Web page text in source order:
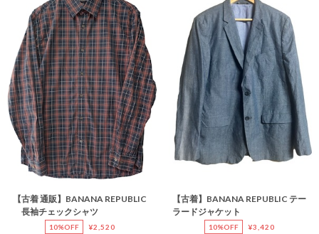
【古着 通販】BANANA REPUBLIC
長袖チェックシャツ
10%OFF ¥2,520
【古着】BANANA REPUBLIC テー
ラードジャケット
10%OFF ¥3,420